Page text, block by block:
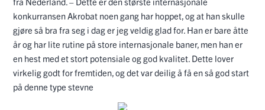
konkurransen Akrobat noen gang har hoppet, og at han skulle
gjøre så bra fra seg i dag er jeg veldig glad for. Han er bare åtte
år og har lite rutine på store internasjonale baner, men han er
en hest med et stort potensiale og god kvalitet. Dette lover
virkelig godt for fremtiden, og det var deilig å få en så god start
på denne type stevne